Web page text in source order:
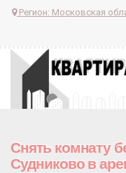
Регион: Московская
Снять комнату
Судниково в